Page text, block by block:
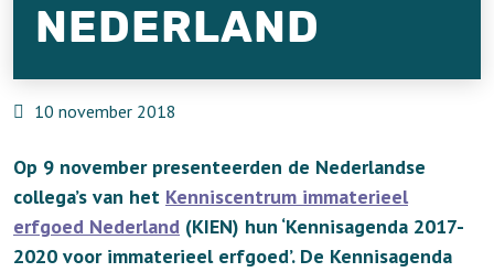
NEDERLAND
10 november 2018
Op 9 november presenteerden de Nederlandse
collega’s van het Kenniscentrum immaterieel
erfgoed Nederland (KIEN) hun ‘Kennisagenda 2017-
2020 voor immaterieel erfgoed’. De Kennisagenda